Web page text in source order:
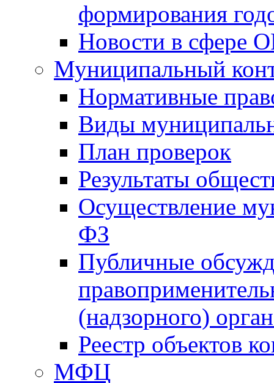
формирования
Новости в сфере
Муниципальный
Нормативные
Виды
План проверок
Результаты
Осуществление
ФЗ
Публичные
(надзорного)
Реестр объектов
МФЦ